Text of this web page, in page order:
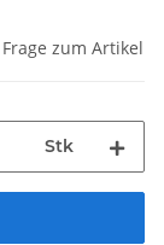
Frage zum Artikel
Stk